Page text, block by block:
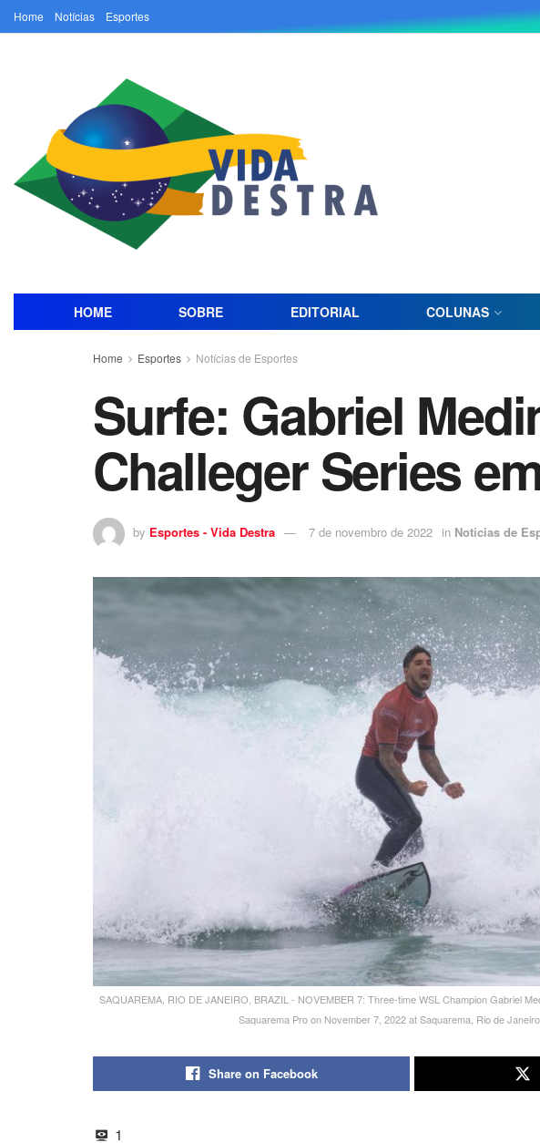
Home Notícias Esportes
HOME SOBRE EDITORIAL COLUNAS
Home Esportes Notícias de Esportes
Surfe: Gabriel
Challeger Series
by Esportes - Vida Destra 7 de novembro de 2022 in Notícias de
SAQUAREMA, RIO DE JANEIRO, BRAZIL - NOVEMBER 7: Three-time WSL Champion Gabriel
Saquarema Pro on November 7, 2022 at Saquarema, Rio de
Share on Facebook
1